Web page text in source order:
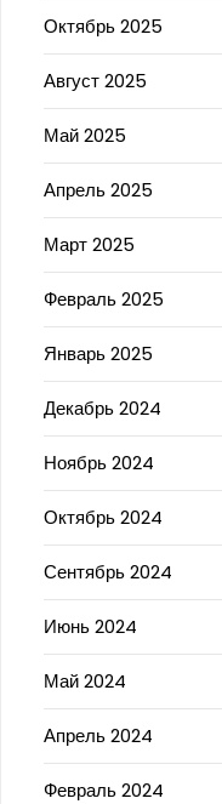
Октябрь 2025
Август 2025
Май 2025
Апрель 2025
Март 2025
Февраль 2025
Январь 2025
Декабрь 2024
Ноябрь 2024
Октябрь 2024
Сентябрь 2024
Июнь 2024
Май 2024
Апрель 2024
Февраль 2024